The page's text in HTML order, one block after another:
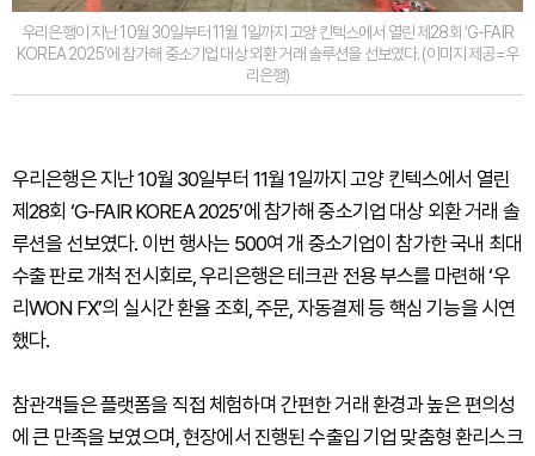
우리은행이 지난 10월 30일부터 11월 1일까지 고양 킨텍스에서 열린 제28회 ‘G-FAIR
KOREA 2025’에 참가해 중소기업 대상 외환 거래 솔루션을 선보였다. (이미지 제공=우
리은행)
우리은행은 지난 10월 30일부터 11월 1일까지 고양 킨텍스에서 열린
제28회 ‘G-FAIR KOREA 2025’에 참가해 중소기업 대상 외환 거래 솔
루션을 선보였다. 이번 행사는 500여 개 중소기업이 참가한 국내 최대
수출 판로 개척 전시회로, 우리은행은 테크관 전용 부스를 마련해 ‘우
리WON FX’의 실시간 환율 조회, 주문, 자동결제 등 핵심 기능을 시연
했다.
참관객들은 플랫폼을 직접 체험하며 간편한 거래 환경과 높은 편의성
에 큰 만족을 보였으며, 현장에서 진행된 수출입 기업 맞춤형 환리스크